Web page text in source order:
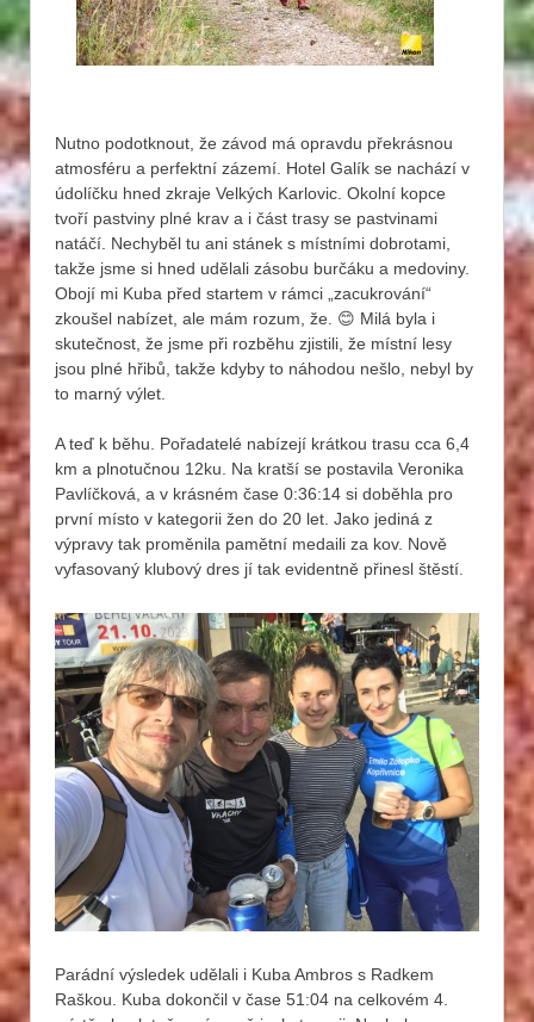
Nutno podotknout, že závod má opravdu překrásnou
atmosféru a perfektní zázemí. Hotel Galík se nachází v
údolíčku hned zkraje Velkých Karlovic. Okolní kopce
tvoří pastviny plné krav a i část trasy se pastvinami
natáčí. Nechyběl tu ani stánek s místními dobrotami,
takže jsme si hned udělali zásobu burčáku a medoviny.
Obojí mi Kuba před startem v rámci „zacukrování“
zkoušel nabízet, ale mám rozum, že. 😊 Milá byla i
skutečnost, že jsme při rozběhu zjistili, že místní lesy
jsou plné hřibů, takže kdyby to náhodou nešlo, nebyl by
to marný výlet.
A teď k běhu. Pořadatelé nabízejí krátkou trasu cca 6,4
km a plnotučnou 12ku. Na kratší se postavila Veronika
Pavlíčková, a v krásném čase 0:36:14 si doběhla pro
první místo v kategorii žen do 20 let. Jako jediná z
výpravy tak proměnila pamětní medaili za kov. Nově
vyfasovaný klubový dres jí tak evidentně přinesl štěstí.
Parádní výsledek udělali i Kuba Ambros s Radkem
Raškou. Kuba dokončil v čase 51:04 na celkovém 4.